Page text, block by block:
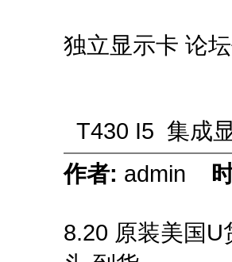
独立显示卡 论
T430 I5 集成
作者: admin
8.20 原装美国